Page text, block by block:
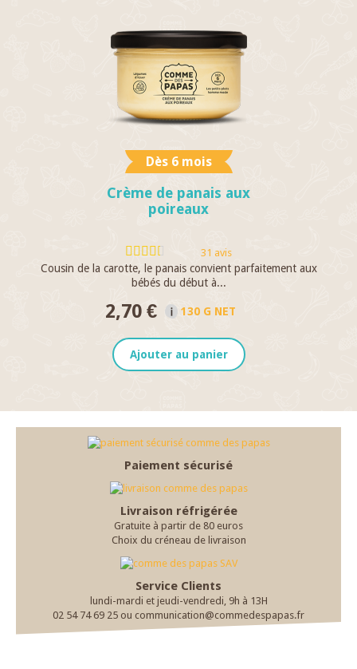
Dès 6 mois
Crème de panais aux
poireaux
31 avis
Cousin de la carotte, le panais convient parfaitement aux
bébés du début à...
2,70 € 130 G NET
Ajouter au panier
Paiement sécurisé
Livraison réfrigérée
Gratuite à partir de 80 euros
Choix du créneau de livraison
Service Clients
lundi-mardi et jeudi-vendredi, 9h à 13H
02 54 74 69 25 ou communication@commedespapas.fr